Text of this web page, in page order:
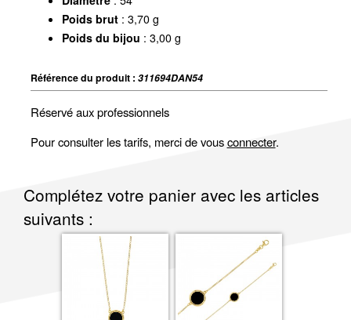
Poids brut: 3,70 g
Poids du bijou : 3,00 g
Référence du produit : 311694DAN54
Réservé aux professionnels
Pour consulter les tarifs, merci de vousconnecter.
Complétez votre panier avec les articles
suivants :